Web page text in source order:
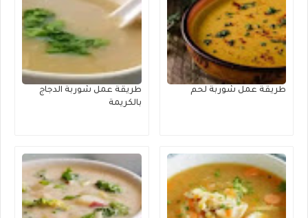
طريقة عمل شوربة لحم
طريقة عمل شوربة الدجاج
بالكريمة